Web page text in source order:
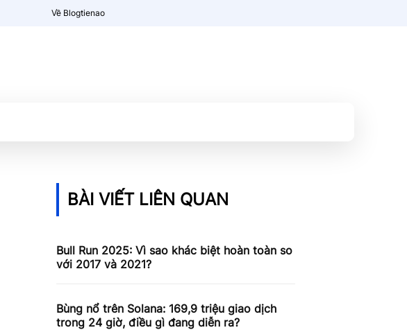
Về Blogtienao
BÀI VIẾT LIÊN QUAN
Bull Run 2025: Vì sao khác biệt hoàn toàn so
với 2017 và 2021?
Bùng nổ trên Solana: 169,9 triệu giao dịch
trong 24 giờ, điều gì đang diễn ra?